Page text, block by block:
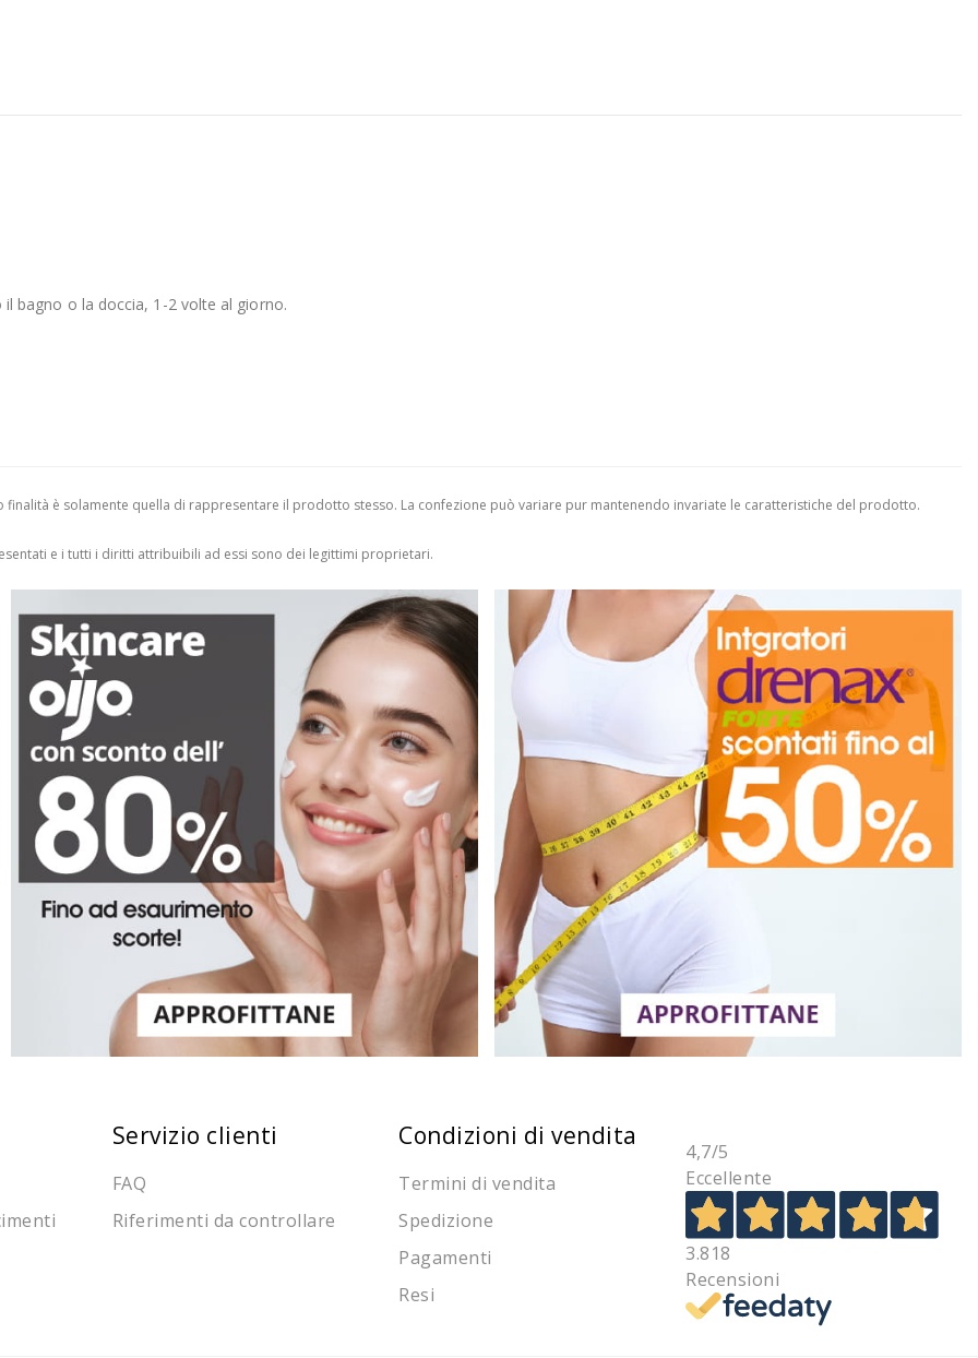
bagno o la doccia, 1-2 volte al giorno.
è solamente quella di rappresentare il prodotto stesso. La confezione può variare pur mantenendo invariate le caratteristiche del prodotto.
e i tutti i diritti attribuibili ad essi sono dei legittimi proprietari.
Servizio clienti
FAQ
Riferimenti da controllare
Condizioni di vendita
Termini di vendita
Spedizione
Pagamenti
Resi
4,7/5
Eccellente
3.818
Recensioni